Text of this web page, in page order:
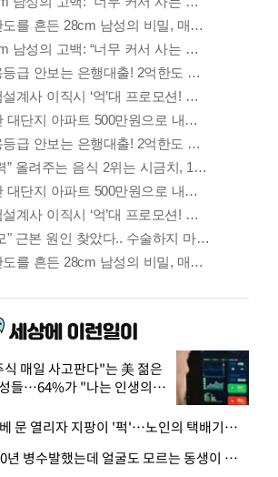
식 매일 사고판다"는 美 젊은
들…64%가 "나는 인생의
· 엘베 문 열리자 지팡이 '퍽'…노인의 택배기사 폭행 이유
· "20년 병수발했는데 얼굴도 모르는 동생이 유산 절반을"…배다른 형제 상속권 있을까